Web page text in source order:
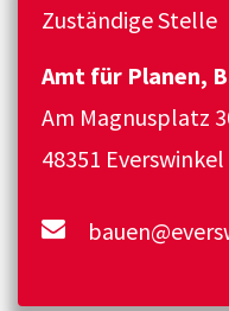
Zuständige Stelle
Amt für Planen,
Am Magnusplatz
48351 Everswinkel